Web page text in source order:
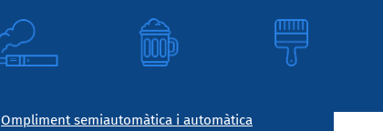
Ompliment semiautomàtica i automàtica